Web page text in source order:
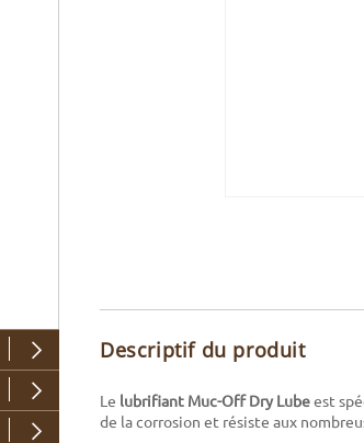
Descriptif du produit
Le lubrifiant Muc-Off Dry Lubeest
de la corrosion et résiste aux